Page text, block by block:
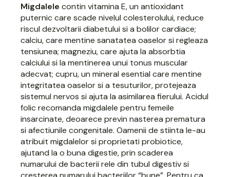
Migdalele contin vitamina E, un antioxidant
puternic care scade nivelul colesterolului, reduce
riscul dezvoltarii diabetului si a bolilor cardiace;
calciu, care mentine sanatatea oaselor si regleaza
tensiunea; magneziu, care ajuta la absorbtia
calciului si la mentinerea unui tonus muscular
adecvat; cupru, un mineral esential care mentine
integritatea oaselor si a tesuturilor, protejeaza
sistemul nervos si ajuta la asimilarea fierului. Acidul
folic recomanda migdalele pentru femeile
insarcinate, deoarece previn nasterea prematura
si afectiunile congenitale. Oamenii de stiinta le-au
atribuit migdalelor si proprietati probiotice,
ajutand la o buna digestie, prin scaderea
numarului de bacterii rele din tubul digestiv si